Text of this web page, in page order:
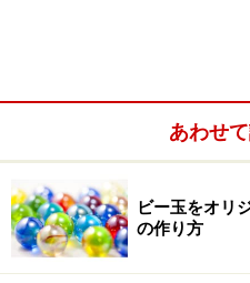
あわせ
ビー玉をオリ
の作り方